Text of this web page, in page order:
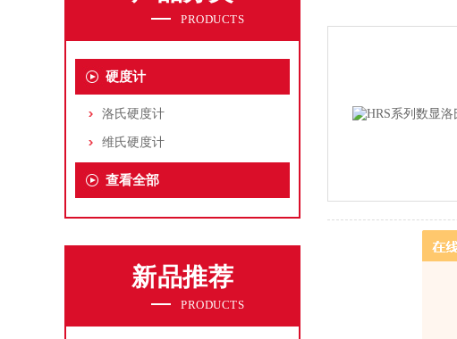
PRODUCTS
硬度计
洛氏硬度计
维氏硬度计
查看全部
新品推荐
PRODUCTS